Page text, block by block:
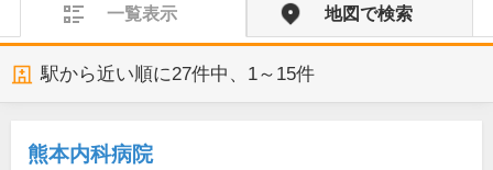
一覧表示 地図で検索
駅から近い順に27件中、 1～15件
熊本内科病院